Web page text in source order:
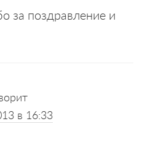
за поздравление и
в 16:33